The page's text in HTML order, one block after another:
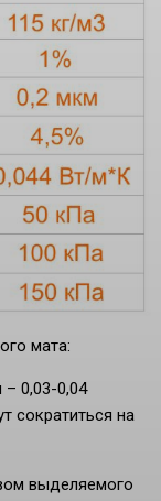
мата:
– 0,03-0,04
сократиться на
выделяемого